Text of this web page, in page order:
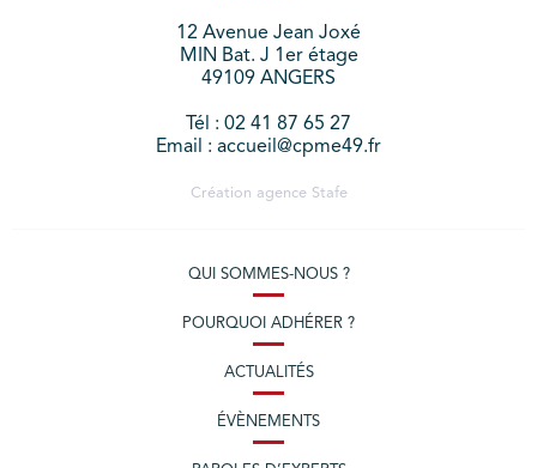
12 Avenue Jean Joxé
MIN Bat. J 1er étage
49109 ANGERS
Tél : 02 41 87 65 27
Email : accueil@cpme49.fr
Création agence Stafe
QUI SOMMES-NOUS ?
POURQUOI ADHÉRER ?
ACTUALITÉS
ÉVÈNEMENTS